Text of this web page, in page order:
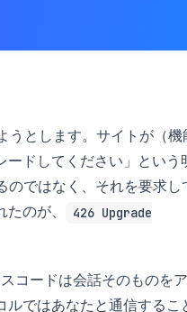
うとします。サイトが（機
ドしてください」という
のではなく、それを要求し
のが、
426 Upgrade
コードは会話そのものを
ではあなたと通信するこ